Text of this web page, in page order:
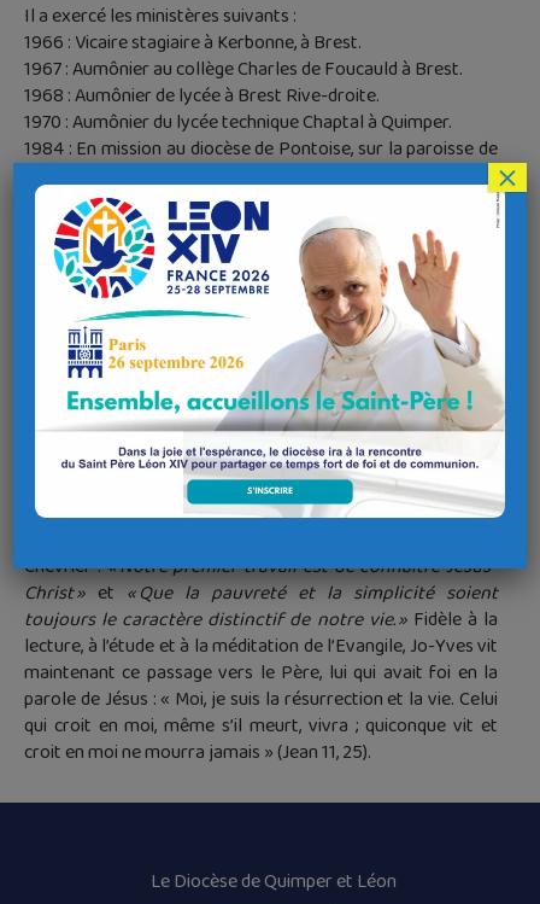
Il a exercé les ministères suivants :
1966 : Vicaire stagiaire à Kerbonne, à Brest.
1967 : Aumônier au collège Charles de Foucauld à Brest.
1968 : Aumônier de lycée à Brest Rive-droite.
1970 : Aumônier du lycée technique Chaptal à Quimper.
1984 : En mission au diocèse de Pontoise, sur la paroisse de
1993 : Chargé des Jeunes du Monde Ouvrier de la zone de
Morlaix, aumônier fédéral de la JOC/JOCF, au service des
paroisses du secteur pastoral de Morlaix,
et Aumônier du lycée professionnel public de Morlaix.
1998 : Curé de l’ensemble paroissial de Bellevue à Brest et
Délégué diocésain à la Mission Ouvrière.
2010 : Curé de l’ensemble paroissial de Châteaulin et doyen
de Châteaulin, Pleyben, Briec à partir de 2011.
2014 : Curé de l’ensemble paroissial Quimper-Ouest, en
résidence au presbytère de Penhars où il prend sa retraite
en 2016.
Jo-Yves était membre de l’Institut des prêtres du Prado. Il
Chevrier :« Notre premier travail est de connaître Jésus-
Christ » et « Que la pauvreté et la simplicité soient
toujours le caractère distinctif de notre vie. »Fidèle à la
lecture, à l’étude et à la méditation de l’Evangile, Jo-Yves vit
maintenant ce passage vers le Père, lui qui avait foi en la
parole de Jésus : « Moi, je suis la résurrection et la vie. Celui
qui croit en moi, même s’il meurt, vivra ; quiconque vit et
croit en moi ne mourra jamais » (Jean 11, 25).
Le Diocèse de Quimper et Léon
×